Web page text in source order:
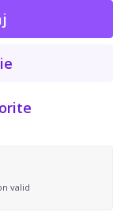
valid